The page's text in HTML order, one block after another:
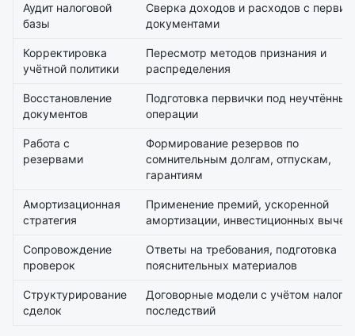
Аудит налоговой
базы
Сверка доходов и расходов с
документами
Корректировка
учётной политики
Пересмотр методов признания и
распределения
Восстановление
документов
Подготовка первички под неучтённые
операции
Работа с
резервами
Формирование резервов по
сомнительным долгам, отпускам,
гарантиям
Амортизационная
стратегия
Применение премий, ускоренной
амортизации, инвестиционных
Сопровождение
проверок
Ответы на требования, подготовка
пояснительных материалов
Структурирование
сделок
Договорные модели с учётом
последствий